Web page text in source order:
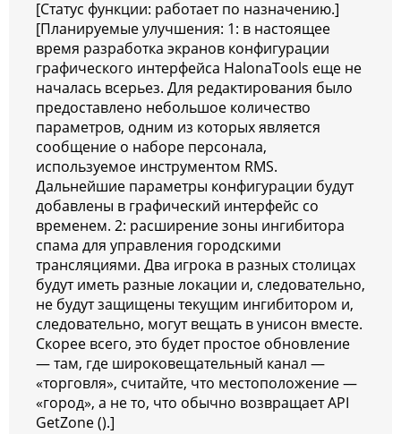
[Статус функции: работает по назначению.]
[Планируемые улучшения: 1: в настоящее
время разработка экранов конфигурации
графического интерфейса HalonaTools еще не
началась всерьез. Для редактирования было
предоставлено небольшое количество
параметров, одним из которых является
сообщение о наборе персонала,
используемое инструментом RMS.
Дальнейшие параметры конфигурации будут
добавлены в графический интерфейс со
временем. 2: расширение зоны ингибитора
спама для управления городскими
трансляциями. Два игрока в разных столицах
будут иметь разные локации и, следовательно,
не будут защищены текущим ингибитором и,
следовательно, могут вещать в унисон вместе.
Скорее всего, это будет простое обновление
— там, где широковещательный канал —
«торговля», считайте, что местоположение —
«город», а не то, что обычно возвращает API
GetZone ().]